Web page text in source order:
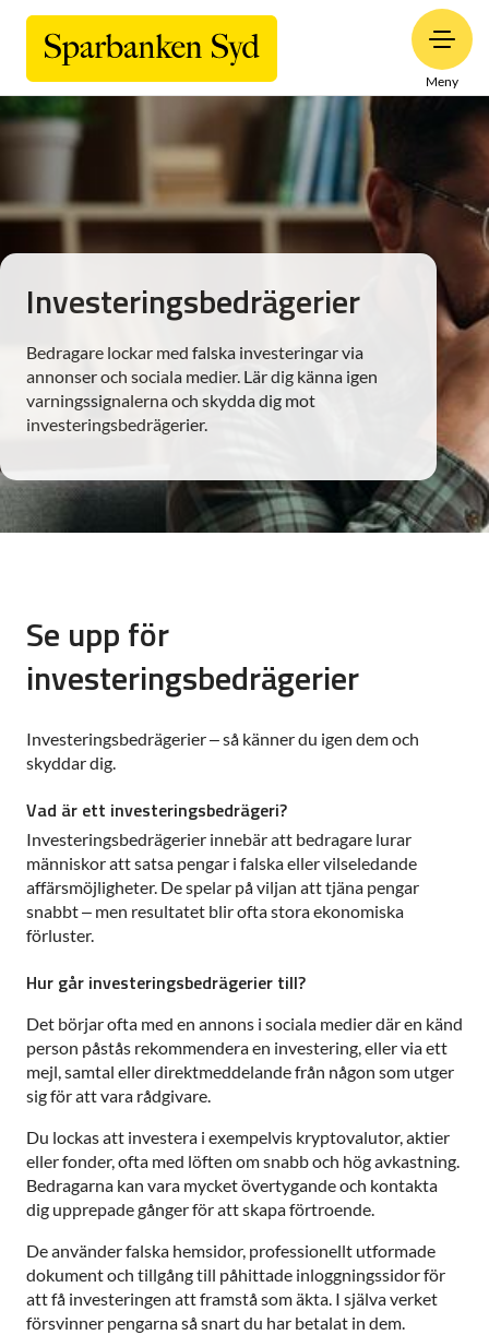
Meny
Investeringsbedrägerier
Bedragare lockar med falska investeringar via
annonser och sociala medier. Lär dig känna igen
varningssignalerna och skydda dig mot
investeringsbedrägerier.
Se upp för
investeringsbedrägerier
Investeringsbedrägerier – så känner du igen dem och
skyddar dig.
Vad är ett investeringsbedrägeri?
Investeringsbedrägerier innebär att bedragare lurar
människor att satsa pengar i falska eller vilseledande
affärsmöjligheter. De spelar på viljan att tjäna pengar
snabbt – men resultatet blir ofta stora ekonomiska
förluster.
Hur går investeringsbedrägerier till?
Det börjar ofta med en annons i sociala medier där en känd
person påstås rekommendera en investering, eller via ett
mejl, samtal eller direktmeddelande från någon som utger
sig för att vara rådgivare.
Du lockas att investera i exempelvis kryptovalutor, aktier
eller fonder, ofta med löften om snabb och hög avkastning.
Bedragarna kan vara mycket övertygande och kontakta
dig upprepade gånger för att skapa förtroende.
De använder falska hemsidor, professionellt utformade
dokument och tillgång till påhittade inloggningssidor för
att få investeringen att framstå som äkta. I själva verket
försvinner pengarna så snart du har betalat in dem.